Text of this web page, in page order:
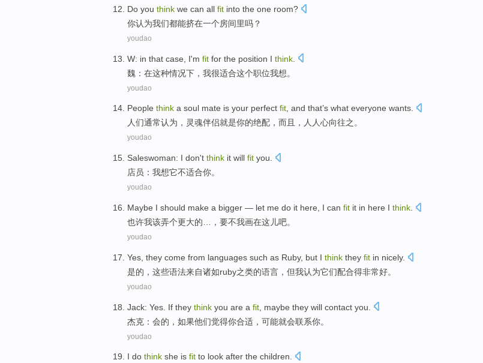
Do you think we can all fit into the one room?
你认为我们都能挤在一个房间里吗？
youdao
W: in that case I'm fit for the position I think
魏 ： 在这种情况下 ， 我很适合这个职位我想。
youdao
People think a soul mate is your perfect fit, and that’s what everyone wants.
人们通常认为 ， 灵魂伴侣就是你的绝配， 而且 ， 人人心向往之。
youdao
Saleswoman: I don't think it will fit you
店员 ： 我想它不适合你。
youdao
Maybe I should make a bigger — let me do it here I can fit it in here I think
也许我该弄个更大的…，要不我画在这儿吧。
youdao
Yes they come from languages such as Ruby, but I think they fit in nicely.
是的 ， 这些语法来自诸如ruby之类的语言 ， 但我认为它们配合得非常好。
youdao
Jack: Yes If they think you are a fit maybe they will contact you.
杰克 ： 会的， 如果他们觉得你合适 ， 可能就会联系你。
youdao
I do think she is fit to look after the children.